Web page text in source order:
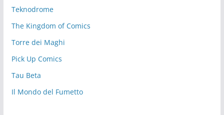
Teknodrome
The Kingdom of Comics
Torre dei Maghi
Pick Up Comics
Tau Beta
Il Mondo del Fumetto